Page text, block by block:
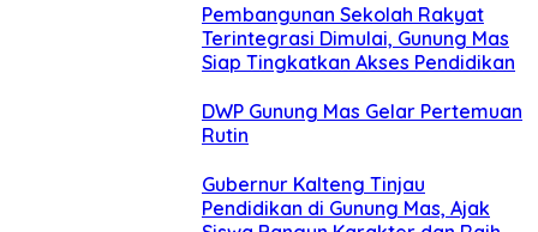
Pembangunan Sekolah Rakyat
Terintegrasi Dimulai, Gunung Mas
Siap Tingkatkan Akses Pendidikan
DWP Gunung Mas Gelar Pertemuan
Rutin
Gubernur Kalteng Tinjau
Pendidikan di Gunung Mas, Ajak